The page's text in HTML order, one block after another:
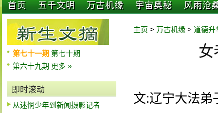
首页 五千文明 万古机缘 宇宙奥秘 风雨沧
第七十一期 第七十期
第六十九期 更多 »
即时滚动
从迷惘少年到新闻摄影记者
主页 > 万古机缘 > 道德升
女
文:辽宁大法弟